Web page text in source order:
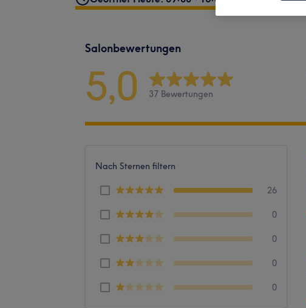
Salonbewertungen
5,0 37 Bewertungen
Nach Sternen filtern
26
0
0
0
0